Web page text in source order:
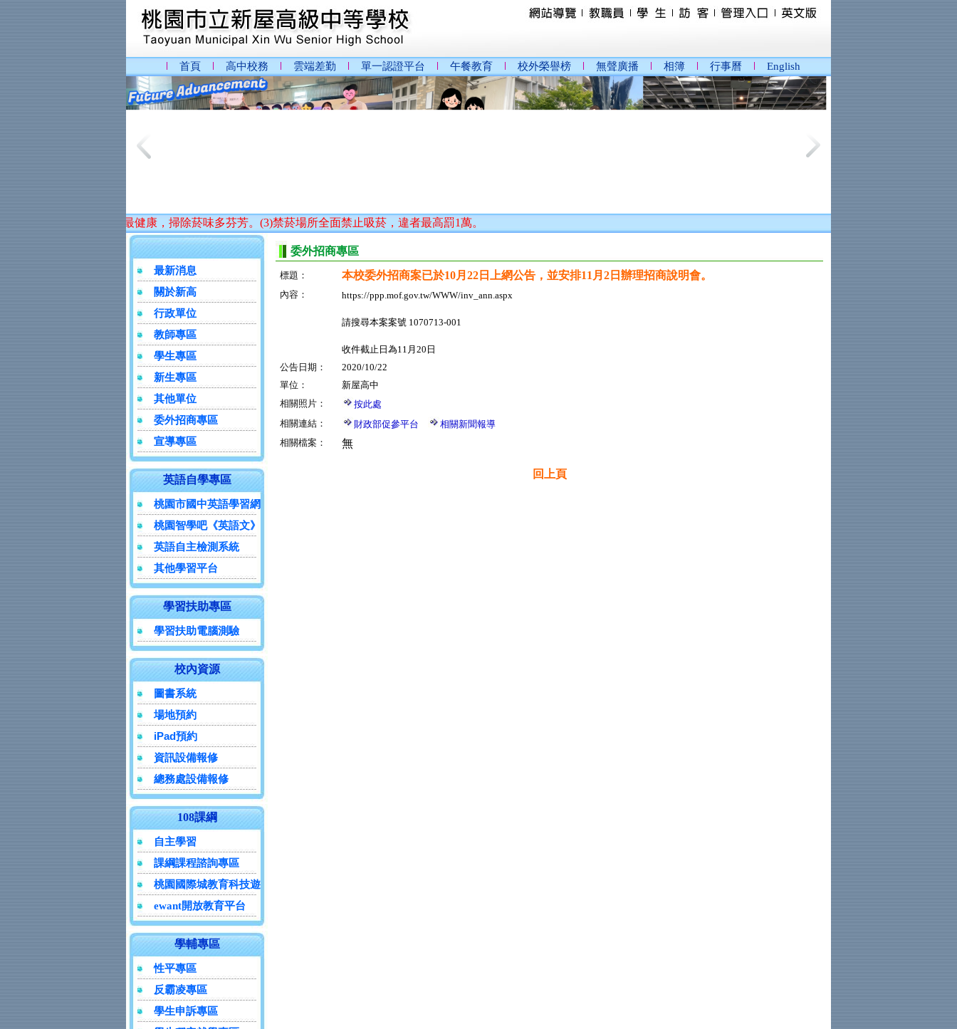
首頁 高中校務 雲端差勤 單一認證平台 午餐教育 校外榮譽榜 無聲廣播 相簿 行事曆 English
。(2)無菸校園最健康，掃除菸味多芬芳。(3)禁菸場所全面禁止吸菸，違者最高罰1萬。
最新消息
關於新高
行政單位
教師專區
學生專區
新生專區
其他單位
委外招商專區
宣導專區
英語自學專區
桃園市國中英語學習網
桃園智學吧《英語文》
英語自主檢測系統
其他學習平台
學習扶助專區
學習扶助電腦測驗
校內資源
圖書系統
場地預約
iPad預約
資訊設備報修
總務處設備報修
108課綱
自主學習
課綱課程諮詢專區
桃園國際城教育科技遊
ewant開放教育平台
學輔專區
性平專區
反霸凌專區
學生申訴專區
委外招商專區
標題： 本校委外招商案已於10月22日上網公告，並安排11月2日辦理招商說明會。
內容： https://ppp.mof.gov.tw/WWW/inv_ann.aspx
請搜尋本案案號 1070713-001
收件截止日為11月20日
公告日期：
2020/10/22
單位：
新屋高中
相關照片：
按此處
相關連結：
財政部促參平台
相關新聞報導
相關檔案：
無
回上頁